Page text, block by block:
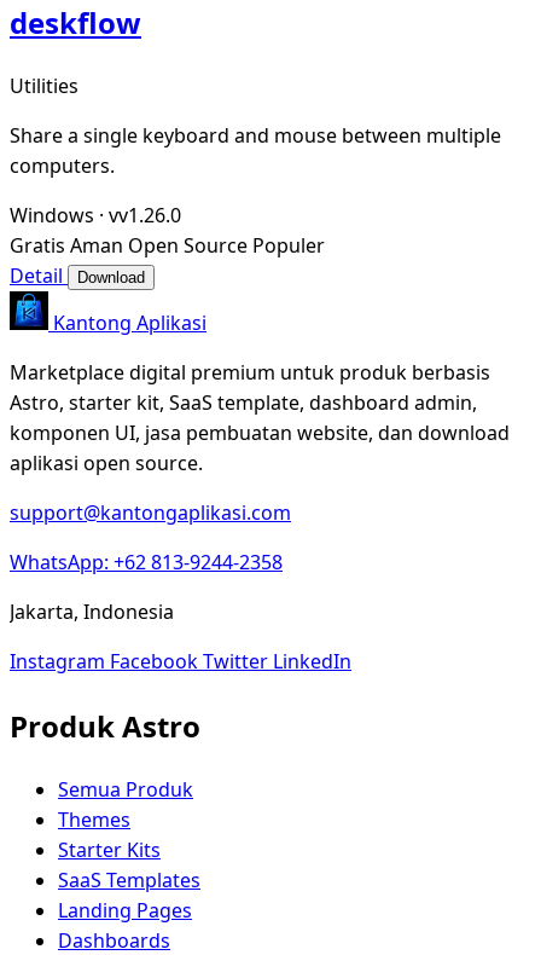
deskflow
Utilities
Share a single keyboard and mouse between multiple
computers.
Windows · vv1.26.0
Gratis Aman Open Source Populer
Detail
Download
Kantong Aplikasi
Marketplace digital premium untuk produk berbasis
Astro, starter kit, SaaS template, dashboard admin,
komponen UI, jasa pembuatan website, dan download
aplikasi open source.
support@kantongaplikasi.com
WhatsApp: +62 813-9244-2358
Jakarta, Indonesia
Instagram FacebookTwitter LinkedIn
Produk Astro
Semua Produk
Themes
Starter Kits
SaaS Templates
Landing Pages
Dashboards